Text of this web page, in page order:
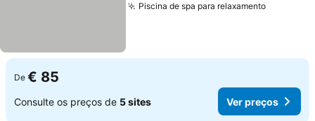
Piscina de spa para relaxamentoVer
De € 85
Consulte os preços de 5 sites Ver preços